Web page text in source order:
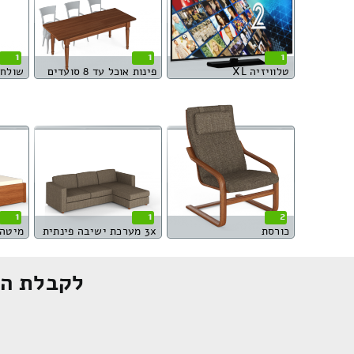
1
טלוויזיה XL
1
פינות אוכל עד 8 סועדים
1
2
כורסת
1
3x מערכת ישיבה פינתית
1
לקבלת